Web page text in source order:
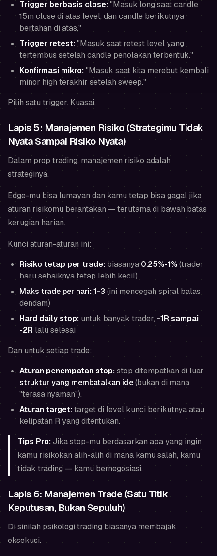
Trigger berbasis close:"Masuk long saat candle
15m close di atas level, dan candle berikutnya
bertahan di atas."
Trigger retest:"Masuk saat retest level yang
tertembus setelah candle penolakan terbentuk."
Konfirmasi mikro:"Masuk saat kita merebut kembali
minor high terakhir setelah sweep."
Pilih satu trigger. Kuasai.
Lapis 5: Manajemen Risiko (Strategimu Tidak
Nyata Sampai Risiko Nyata)
Dalam prop trading, manajemen risiko adalah
strateginya.
Edge-mu bisa lumayan dan kamu tetap bisa gagal jika
aturan risikomu berantakan — terutama di bawah batas
kerugian harian.
Kunci aturan-aturan ini:
Risiko tetap per trade: biasanya0.25%-1%(trader
baru sebaiknya tetap lebih kecil)
Maks trade per hari:1-3 (ini mencegah spiral balas
dendam)
Hard daily stop: untuk banyak trader, -1R sampai
-2R lalu selesai
Dan untuk setiap trade:
Aturan penempatan stop:stop ditempatkan di luar
struktur yang membatalkan ide(bukan di mana
"terasa nyaman").
Aturan target:target di level kunci berikutnya atau
kelipatan R yang ditentukan.
Tips Pro:Jika stop-mu berdasarkan apa yang ingin
kamu risikokan alih-alih di mana kamu salah, kamu
tidak trading — kamu bernegosiasi.
Lapis 6: Manajemen Trade (Satu Titik
Keputusan, Bukan Sepuluh)
Di sinilah psikologi trading biasanya membajak
eksekusi.